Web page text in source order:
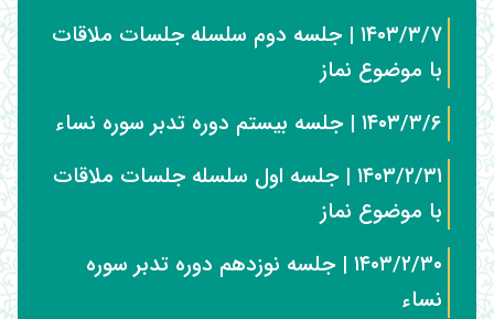
۱۴۰۳/۳/۷ | جلسه دوم سلسله جلسات ملاقات
با موضوع نماز
۱۴۰۳/۳/۶ | جلسه بیستم دوره تدبر سوره نساء
۱۴۰۳/۲/۳۱ | جلسه اول سلسله جلسات ملاقات
با موضوع نماز
۱۴۰۳/۲/۳۰ | جلسه نوزدهم دوره تدبر سوره
نساء